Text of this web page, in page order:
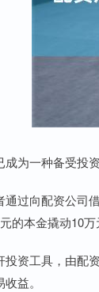
为一种备受投
通过向配资公司
的本金撬动10万
投资工具，由配
益。